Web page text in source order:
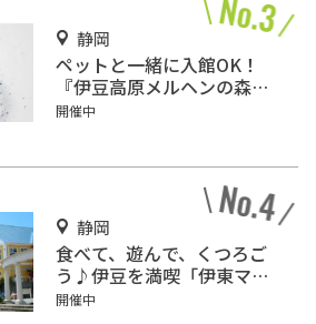
静岡
ペットと一緒に入館OK！
『伊豆高原メルヘンの森美
術館』をご紹介
開催中
静岡
食べて、遊んで、くつろご
う♪伊豆を満喫「伊東マリ
ンタウン」
開催中